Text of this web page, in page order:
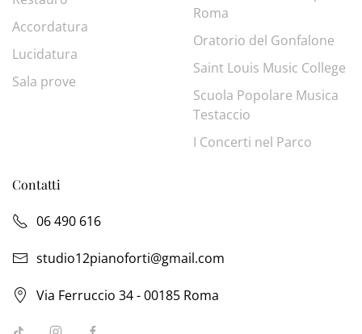
Accordatura
Lucidatura
Sala prove
Roma
Oratorio del Gonfalone
Saint Louis Music College
Scuola Popolare Musica
Testaccio
I Concerti nel Parco
Contatti
06 490 616
studio12pianoforti@gmail.com
Via Ferruccio 34 - 00185 Roma